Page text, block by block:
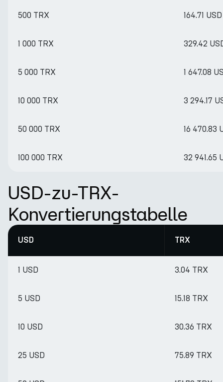
500 TRX 164.71 USD
1 000 TRX 329.42
5 000 TRX 1 647.08
10 000 TRX 3 294.17
50 000 TRX 16 470.83
100 000 TRX 32 941.65
USD-zu-TRX-
Konvertierungstabelle
USD TRX
1 USD 3.04 TRX
5 USD 15.18 TRX
10 USD 30.36 TRX
25 USD 75.89 TRX